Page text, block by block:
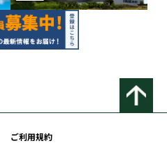
ご利用規約